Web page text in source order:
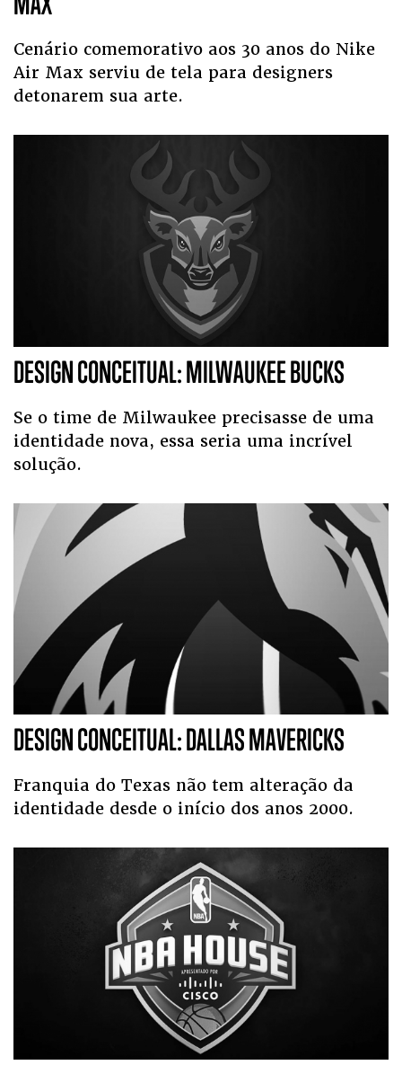
Cenário comemorativo aos 30 anos do Nike
Air Max serviu de tela para designers
detonarem sua arte.
DESIGN CONCEITUAL: MILWAUKEE BUCKS
Se o time de Milwaukee precisasse de uma
identidade nova, essa seria uma incrível
solução.
DESIGN CONCEITUAL: DALLAS MAVERICKS
Franquia do Texas não tem alteração da
identidade desde o início dos anos 2000.